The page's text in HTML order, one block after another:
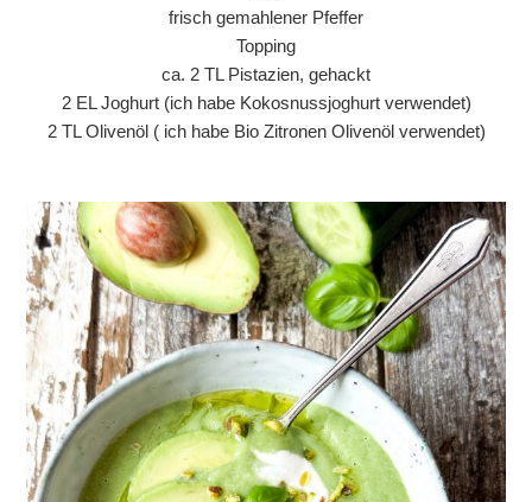
frisch gemahlener Pfeffer
Topping
ca. 2 TL Pistazien, gehackt
2 EL Joghurt (ich habe Kokosnussjoghurt verwendet)
2 TL Olivenöl ( ich habe Bio Zitronen Olivenöl verwendet)